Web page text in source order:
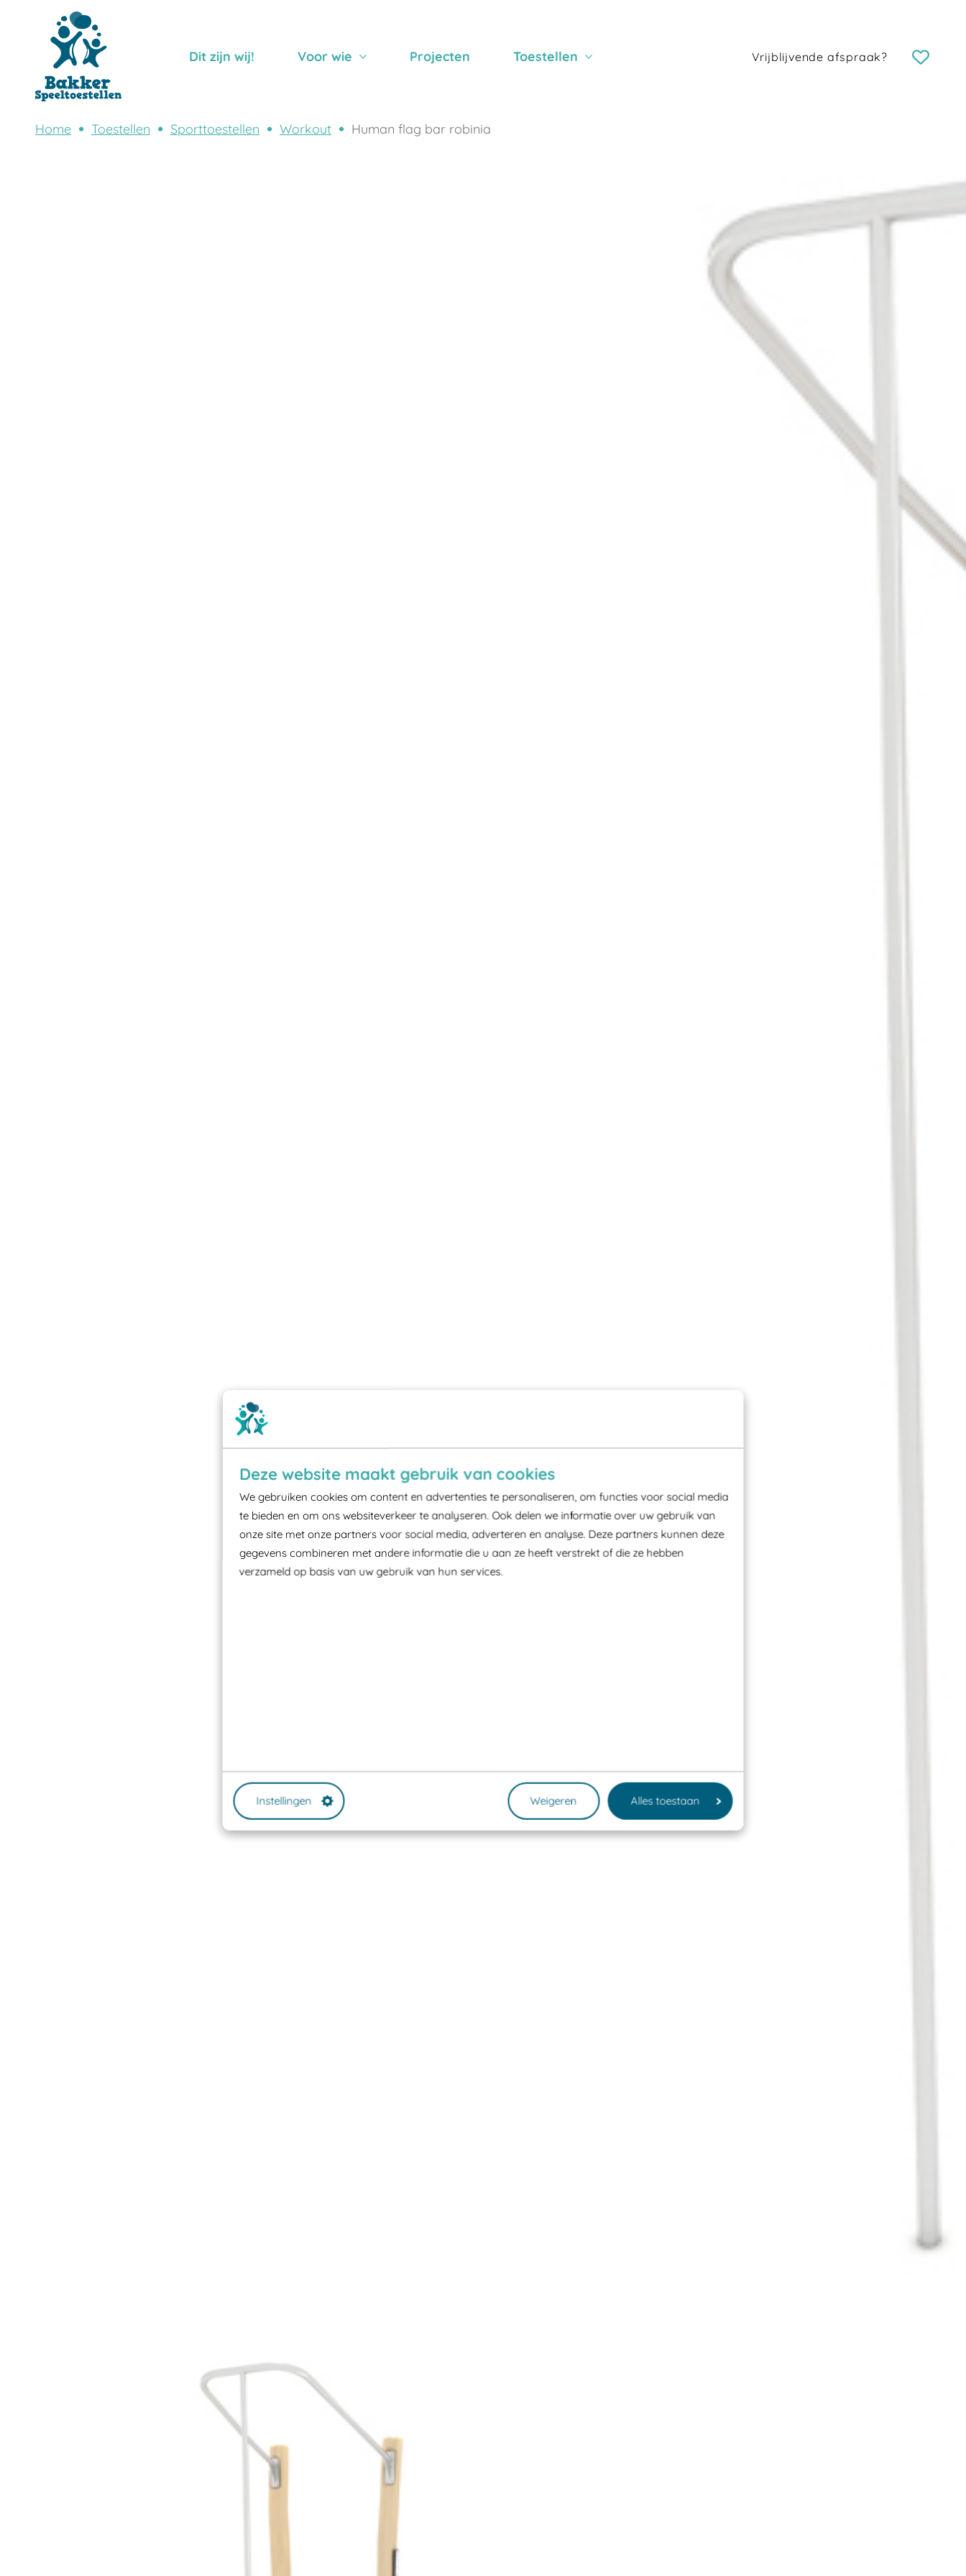
Deze website maakt gebruik van cookies
We gebruiken cookies om content en advertenties te personaliseren, om functies voor social media
te bieden en om ons websiteverkeer te analyseren. Ook delen we informatie over uw gebruik van
onze site met onze partners voor social media, adverteren en analyse. Deze partners kunnen deze
gegevens combineren met andere informatie die u aan ze heeft verstrekt of die ze hebben
verzameld op basis van uw gebruik van hun services.
Instellingen Weigeren Alles toestaan
Dit zijn wij! Voor wie Projecten Toestellen Vrijblijvende afspraak?
Home Toestellen Sporttoestellen Workout Human flag bar robinia